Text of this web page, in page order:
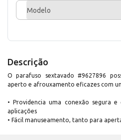
Modelo
Descrição
O parafuso sextavado #9627896
aperto e afrouxamento eficazes com
• Providencia uma conexão segura
aplicações
• Fácil manuseamento, tanto para